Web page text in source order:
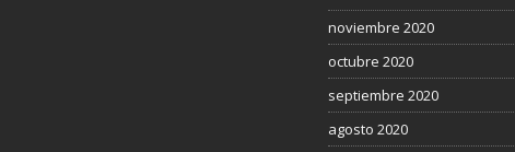
noviembre 2020
octubre 2020
septiembre 2020
agosto 2020